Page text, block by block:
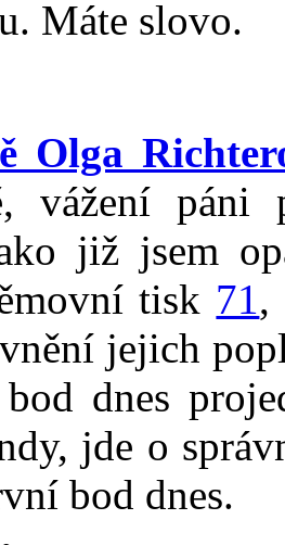
Máte slovo.
Olga
vážení páni
již jsem
tisk 71,
jejich
dnes
jde o
bod dnes.